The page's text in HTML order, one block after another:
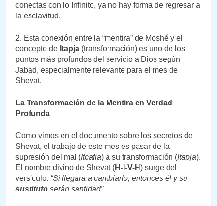
conectas con lo Infinito, ya no hay forma de regresar a
la esclavitud.
2. Esta conexión entre la “mentira” de Moshé y el
concepto de Itapja (transformación) es uno de los
puntos más profundos del servicio a Dios según
Jabad, especialmente relevante para el mes de
Shevat.
La Transformación de la Mentira en Verdad
Profunda
Como vimos en el documento sobre los secretos de
Shevat, el trabajo de este mes es pasar de la
supresión del mal (Itcafia) a su transformación (Itapja).
El nombre divino de Shevat (H-I-V-H) surge del
versículo: “Si llegara a cambiarlo, entonces él y su
sustituto serán santidad”.